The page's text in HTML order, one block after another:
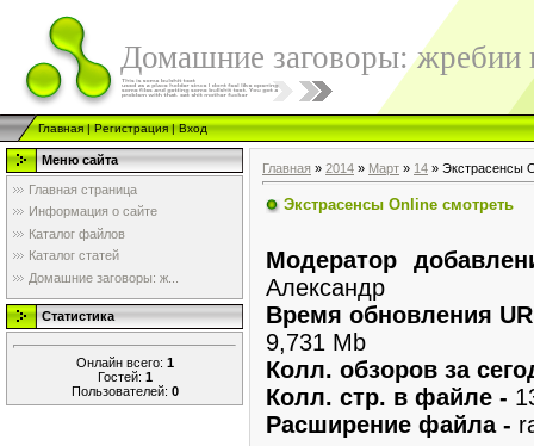
Домашние заговоры: жребии
Главная|Регистрация|Вход
Меню сайта
Главная страница
Информация о сайте
Каталог файлов
Каталог статей
Домашние заговоры: ж...
Статистика
Онлайн всего: 1
Гостей: 1
Пользователей: 0
Главная » 2014 » Март » 14 » Экстрасенсы
Экстрасенсы Online смотреть
Модератор
Александр
Время обновления
9,731 Mb
Колл. обзоров за
Колл. стр. в файле -
Расширение файла -